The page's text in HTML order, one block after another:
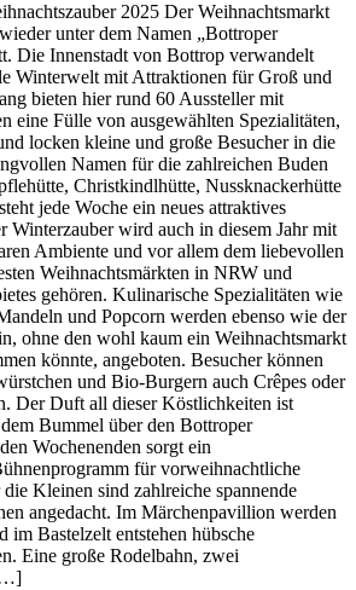
2025 Der Weihnachtsmarkt
unter dem Namen „Bottroper
Die Innenstadt von Bottrop verwandelt
Winterwelt mit Attraktionen für Groß und
bieten hier rund 60 Aussteller mit
eine Fülle von ausgewählten Spezialitäten,
locken kleine und große Besucher in die
Namen für die zahlreichen Buden
Christkindlhütte, Nussknackerhütte
jede Woche ein neues attraktives
Winterzauber wird auch in diesem Jahr mit
Ambiente und vor allem dem liebevollen
Weihnachtsmärkten in NRW und
gehören. Kulinarische Spezialitäten wie
und Popcorn werden ebenso wie der
ohne den wohl kaum ein Weihnachtsmarkt
könnte, angeboten. Besucher können
und Bio-Burgern auch Crêpes oder
Der Duft all dieser Köstlichkeiten ist
Bummel über den Bottroper
Wochenenden sorgt ein
für vorweihnachtliche
Kleinen sind zahlreiche spannende
angedacht. Im Märchenpavillion werden
im Bastelzelt entstehen hübsche
Eine große Rodelbahn, zwei